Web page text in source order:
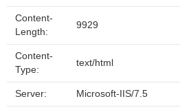
Content-
Length:
9929
Content-
Type:
text/html
Server: Microsoft-IIS/7.5